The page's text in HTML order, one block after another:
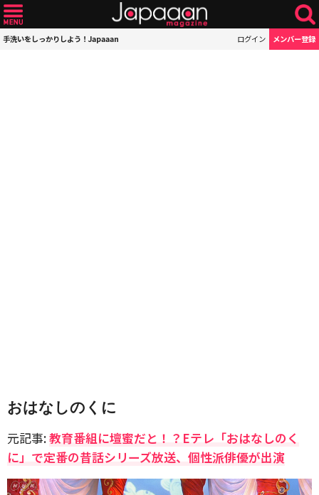
手洗いをしっかりしよう！Japaaan ログイン メンバー登録
おはなしのくに
元記事:教育番組に壇蜜だと！？Eテレ「おはなしのく
に」で定番の昔話シリーズ放送、個性派俳優が出演